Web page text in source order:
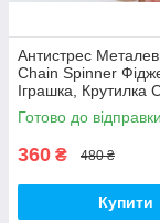
Антистрес
Chain Spinner
Іграшка, Крутилка
(01154)
Готово до відправки
360 ₴ 480 ₴
Купити